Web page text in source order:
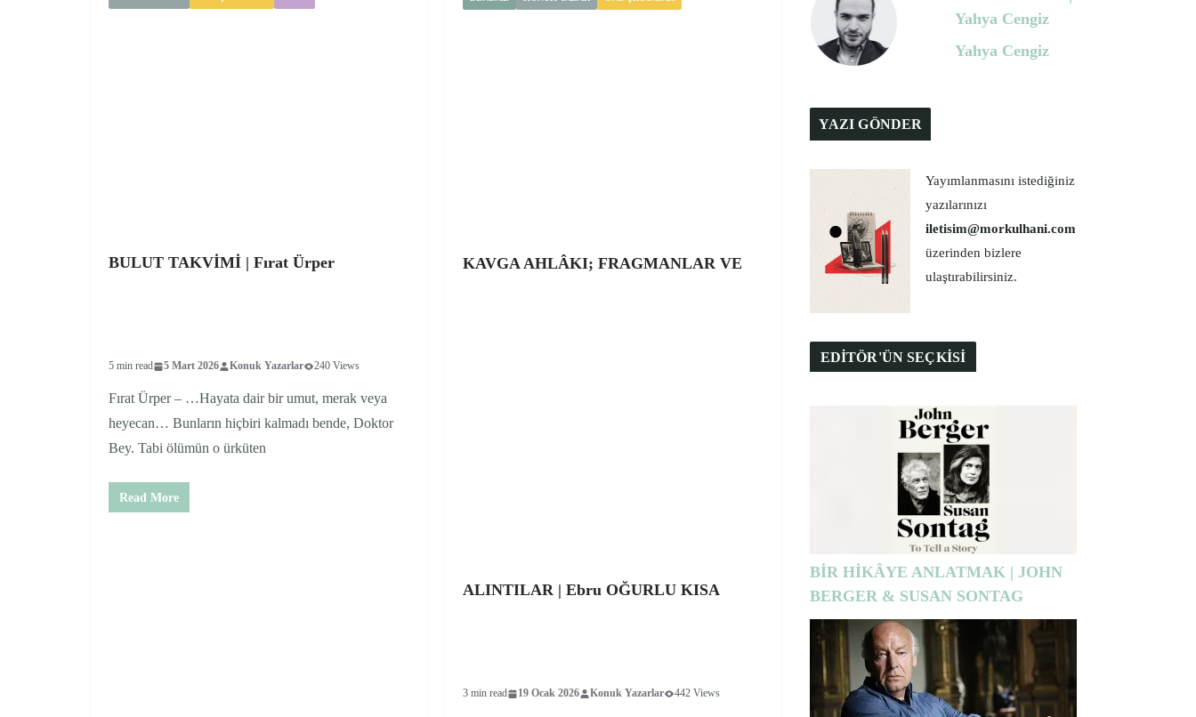
BULUT TAKVİMİ | Fırat Ürper
5 min read 5 Mart 2026 Konuk Yazarlar 240 Views
Fırat Ürper – …Hayata dair bir umut, merak veya
heyecan… Bunların hiçbiri kalmadı bende, Doktor
Bey. Tabi ölümün o ürküten
Read More
KAVGA AHLÂKI; FRAGMANLAR VE
ALINTILAR | Ebru OĞURLU KISA
3 min read 19 Ocak 2026 Konuk Yazarlar 442 Views
Yahya Cengiz
Yahya Cengiz
YAZI GÖNDER
Yayımlanmasını istediğiniz
yazılarınızı
iletisim@morkulhani.com
üzerinden bizlere
ulaştırabilirsiniz.
EDİTÖR'ÜN SEÇKİSİ
BİR HİKÂYE ANLATMAK | JOHN
BERGER & SUSAN SONTAG